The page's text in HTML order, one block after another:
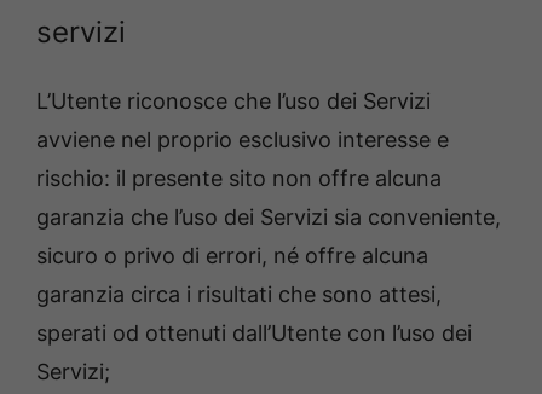
servizi
L’Utente riconosce che l’uso dei Servizi
avviene nel proprio esclusivo interesse e
rischio: il presente sito non offre alcuna
garanzia che l’uso dei Servizi sia conveniente,
sicuro o privo di errori, né offre alcuna
garanzia circa i risultati che sono attesi,
sperati od ottenuti dall’Utente con l’uso dei
Servizi;